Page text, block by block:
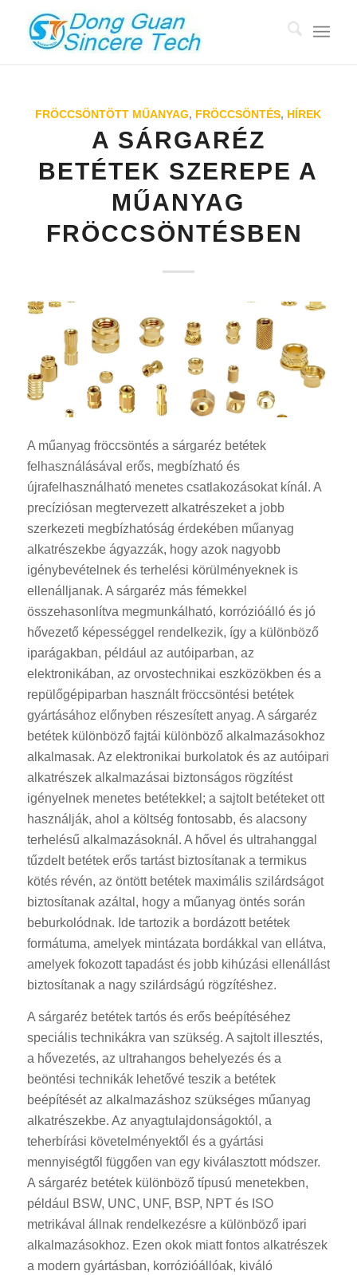
FRÖCCSÖNTÖTT MŰANYAG, FRÖCCSÖNTÉS, HÍREK
A SÁRGARÉZ
BETÉTEK SZEREPE A
MŰANYAG
FRÖCCSÖNTÉSBEN
A műanyag fröccsöntés a sárgaréz betétek
felhasználásával erős, megbízható és
újrafelhasználható menetes csatlakozásokat kínál. A
precíziósan megtervezett alkatrészeket a jobb
szerkezeti megbízhatóság érdekében műanyag
alkatrészekbe ágyazzák, hogy azok nagyobb
igénybevételnek és terhelési körülményeknek is
ellenálljanak. A sárgaréz más fémekkel
összehasonlítva megmunkálható, korrózióálló és jó
hővezető képességgel rendelkezik, így a különböző
iparágakban, például az autóiparban, az
elektronikában, az orvostechnikai eszközökben és a
repülőgépiparban használt fröccsöntési betétek
gyártásához előnyben részesített anyag. A sárgaréz
betétek különböző fajtái különböző alkalmazásokhoz
alkalmasak. Az elektronikai burkolatok és az autóipari
alkatrészek alkalmazásai biztonságos rögzítést
igényelnek menetes betétekkel; a sajtolt betéteket ott
használják, ahol a költség fontosabb, és alacsony
terhelésű alkalmazásoknál. A hővel és ultrahanggal
tűzdelt betétek erős tartást biztosítanak a termikus
kötés révén, az öntött betétek maximális szilárdságot
biztosítanak azáltal, hogy a műanyag öntés során
beburkolódnak. Ide tartozik a bordázott betétek
formátuma, amelyek mintázata bordákkal van ellátva,
amelyek fokozott tapadást és jobb kihúzási ellenállást
biztosítanak a nagy szilárdságú rögzítéshez.
A sárgaréz betétek tartós és erős beépítéséhez
speciális technikákra van szükség. A sajtolt illesztés,
a hővezetés, az ultrahangos behelyezés és a
beöntési technikák lehetővé teszik a betétek
beépítését az alkalmazáshoz szükséges műanyag
alkatrészekbe. Az anyagtulajdonságoktól, a
teherbírási követelményektől és a gyártási
mennyiségtől függően van egy kiválasztott módszer.
A sárgaréz betétek különböző típusú menetekben,
például BSW, UNC, UNF, BSP, NPT és ISO
metrikával állnak rendelkezésre a különböző ipari
alkalmazásokhoz. Ezen okok miatt fontos alkatrészek
a modern gyártásban, korrózióállóak, kiváló